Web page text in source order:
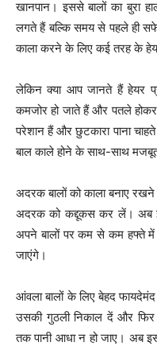
खानपान। इससे बालों का बुरा
लगते हैं बल्‍कि समय से पहले ही
काला करने के लिए कई तरह के
लेकिन क्या आप जानते हैं हेयर
कमजोर हो जाते हैं और पतले
परेशान हैं और छुटकारा पाना
बाल काले होने के साथ-साथ
अदरक बालों को काला बनाए
अदरक को कद्दूकस कर लें। अब
अपने बालों पर कम से कम हफ्ते में
जाएंगे।
आंवला बालों के लिए बेहद
उसकी गुठली निकाल दें और
तक पानी आधा न हो जाए। अब